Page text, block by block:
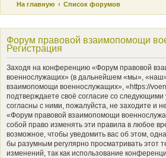
На главную
Список форумов
Форум правовой взаимопомощи
Регистрация
Заходя на конференцию «Форум правовой
военнослужащих» (в дальнейшем «мы»,
взаимопомощи военнослужащих», «https://
подтверждаете своё согласие со
согласны с ними, пожалуйста, не заходите и
«Форум правовой взаимопомощи
собой право изменять эти правила в любое
возможное, чтобы уведомить вас об этом,
бы разумным регулярно просматривать этот
изменений, так как использование